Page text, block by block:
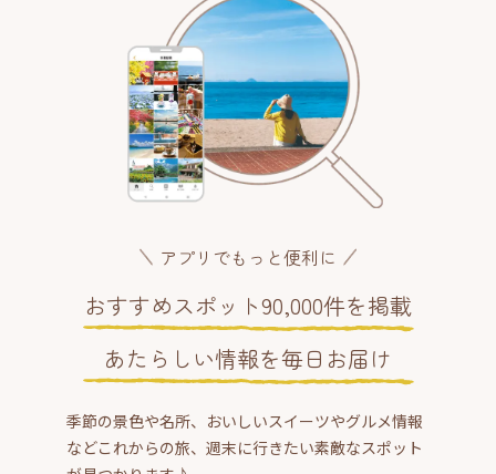
アプリでもっと便利に
おすすめスポット90,000件を掲載
あたらしい情報を毎日お届け
季節の景色や名所、おいしいスイーツやグルメ情報
などこれからの旅、週末に行きたい素敵なスポット